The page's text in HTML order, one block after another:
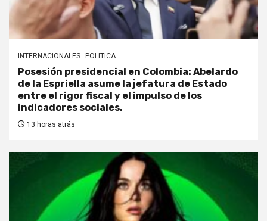
INTERNACIONALES POLITICA
Posesión presidencial en Colombia: Abelardo
de la Espriella asume la jefatura de Estado
entre el rigor fiscal y el impulso de los
indicadores sociales.
13 horas atrás